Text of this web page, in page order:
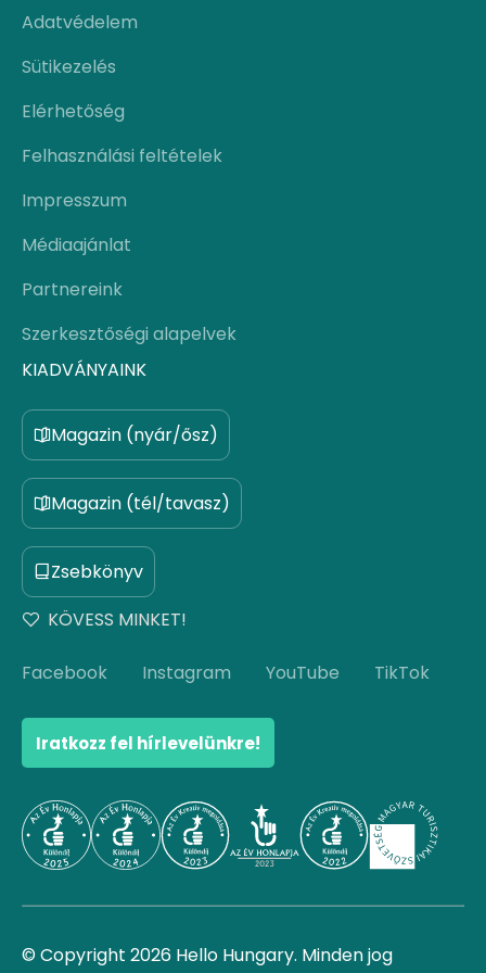
Adatvédelem
Sütikezelés
Elérhetőség
Felhasználási feltételek
Impresszum
Médiaajánlat
Partnereink
Szerkesztőségi alapelvek
KIADVÁNYAINK
Magazin (nyár/ősz)
Magazin (tél/tavasz)
Zsebkönyv
KÖVESS MINKET!
Facebook Instagram YouTube TikTok
Iratkozz fel hírlevelünkre!
© Copyright 2026 Hello Hungary. Minden jog